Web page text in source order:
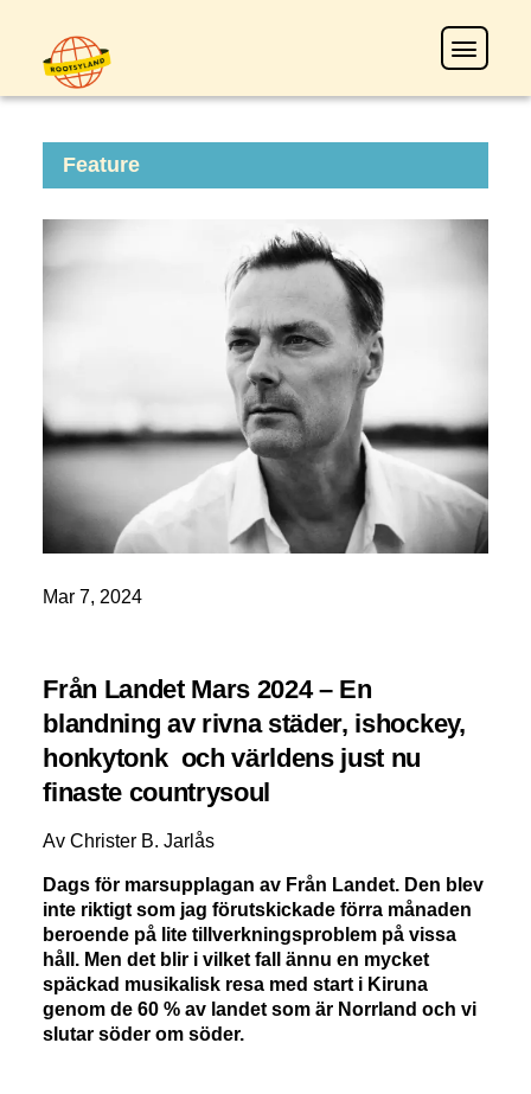
Feature
Mar 7, 2024
Från Landet Mars 2024 – En
blandning av rivna städer, ishockey,
honkytonk och världens just nu
finaste countrysoul
Av Christer B. Jarlås
Dags för marsupplagan av Från Landet. Den blev
inte riktigt som jag förutskickade förra månaden
beroende på lite tillverkningsproblem på vissa
håll. Men det blir i vilket fall ännu en mycket
späckad musikalisk resa med start i Kiruna
genom de 60 % av landet som är Norrland och vi
slutar söder om söder.